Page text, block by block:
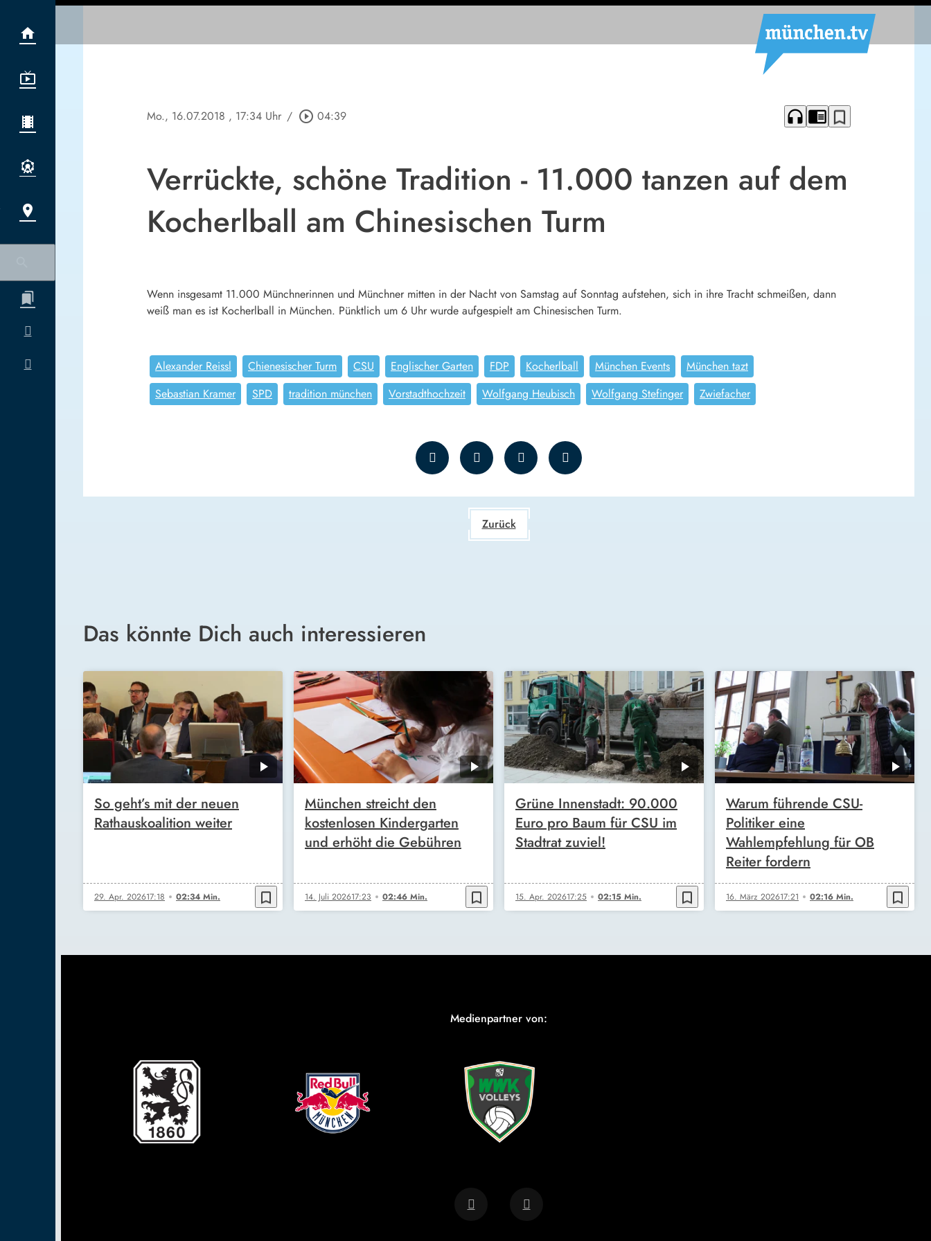
Mo., 16.07.2018 , 17:34 Uhr / play_circle_outline 04:39 headphones chrome_reader_mode bookmark_border
Verrückte, schöne Tradition - 11.000 tanzen auf dem
Kocherlball am Chinesischen Turm
Wenn insgesamt 11.000 Münchnerinnen und Münchner mitten in der Nacht von Samstag auf Sonntag aufstehen, sich in ihre Tracht schmeißen, dann
weiß man es ist Kocherlball in München. Pünktlich um 6 Uhr wurde aufgespielt am Chinesischen Turm.
Alexander Reissl Chienesischer Turm CSU Englischer Garten FDP Kocherlball München Events
München tazt
Sebastian Kramer
SPD tradition münchen Vorstadthochzeit Wolfgang Heubisch Wolfgang Stefinger Zwiefacher
Zurück
Das könnte Dich auch interessieren
So geht’s mit der neuen
Rathauskoalition weiter
29. Apr. 202617:18 02:34 Min. bookmark_border
München streicht den
kostenlosen Kindergarten
und erhöht die Gebühren
14. Juli 202617:23 02:46 Min. bookmark_border
Grüne Innenstadt: 90.000
Euro pro Baum für CSU im
Stadtrat zuviel!
15. Apr. 202617:25 02:15 Min. bookmark_border
Warum führende CSU-
Politiker eine
Wahlempfehlung für OB
Reiter fordern
16. März 202617:21 02:16 Min. bookmark_border
Medienpartner von: